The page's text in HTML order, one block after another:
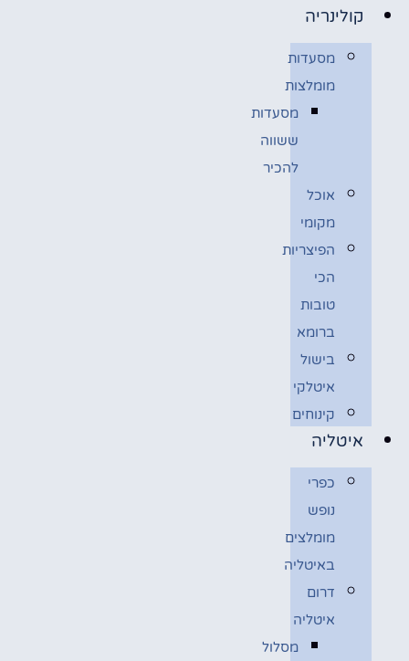
קולינריה
מסעדות
מומלצות
מסעדות
ששווה
להכיר
אוכל
מקומי
הפיצריות
הכי
טובות
ברומא
בישול
איטלקי
קינוחים
איטליה
כפרי
נופש
מומלצים
באיטליה
דרום
איטליה
מסלול